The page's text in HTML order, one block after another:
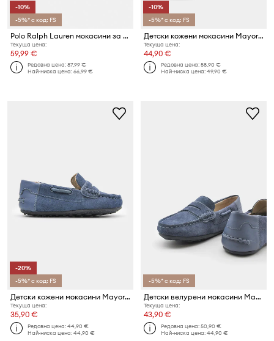
-10%
-5%* с код: FS
Polo Ralph Lauren мокасини за деца BRIAR BOAT
Текуща цена:
59,99 €
Редовна цена:87,99 €
Най-ниска цена:66,99 €
-10%
-5%* с код: FS
Детски кожени мокасини Mayoral
Текуща цена:
44,90 €
Редовна цена:58,90 €
Най-ниска цена:49,90 €
-20%
-5%* с код: FS
Детски кожени мокасини Mayoral
Текуща цена:
35,90 €
Редовна цена:44,90 €
Най-ниска цена:44,90 €
-5%* с код: FS
Детски велурени мокасини Mayoral
Текуща цена:
43,90 €
Редовна цена:50,90 €
Най-ниска цена:44,90 €